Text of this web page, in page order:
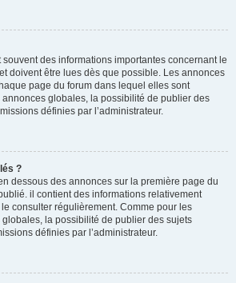
des informations importantes concernant le
doivent être lues dès que possible. Les annonces
page du forum dans lequel elles sont
globales, la possibilité de publier des
définies par l’administrateur.
?
dessous des annonces sur la première page du
il contient des informations relativement
consulter régulièrement. Comme pour les
la possibilité de publier des sujets
définies par l’administrateur.